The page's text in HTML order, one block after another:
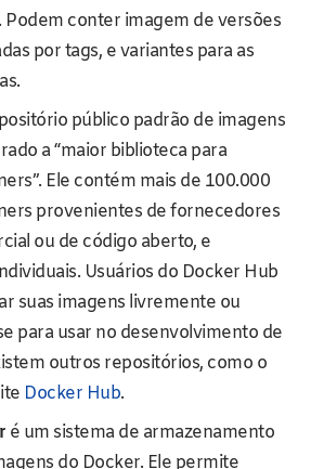
Podem conter imagem de versões
por tags, e variantes para as
público padrão de imagens
a “maior biblioteca para
Ele contém mais de 100.000
provenientes de fornecedores
ou de código aberto, e
Usuários do Docker Hub
suas imagens livremente ou
para usar no desenvolvimento de
outros repositórios, como o
Docker Hub.
é um sistema de armazenamento
do Docker. Ele permite